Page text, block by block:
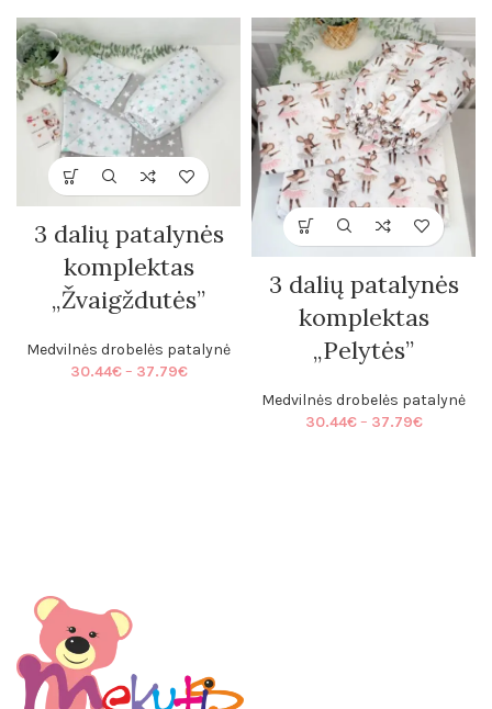
3 dalių patalynės
komplektas
„Žvaigždutės”
Medvilnės drobelės patalynė
30.44€ – 37.79€Price
3 dalių patalynės
komplektas
„Pelytės”
Medvilnės drobelės patalynė
30.44€ – 37.79€Price